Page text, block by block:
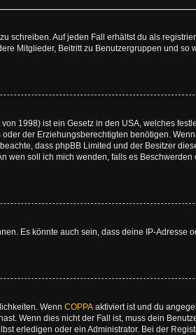
schreiben. Auf jeden Fall erhältst du als
Mitglieder, Beitritt zu Benutzergruppen und so
1998) ist ein Gesetz in den USA, welches
der Erziehungsberechtigten benötigen.
dass phpBB Limited und der Besitzer
wen soll ich mich wenden, falls es Beschwerden
Es könnte auch sein, dass deine IP-Adresse
Wenn COPPA aktiviert ist und du
Wenn dies nicht der Fall ist, muss dein
erledigen oder ein Administrator. Bei der